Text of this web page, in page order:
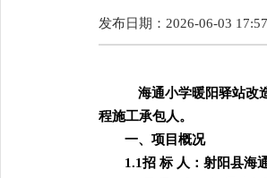
发布日期：2026-06-03 17:57
海通小学暖阳驿站改
程施工承包人。
一、项目概况
1.1招 标 人：射阳县海